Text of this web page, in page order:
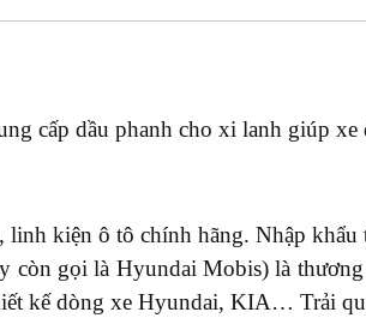
cấp dầu phanh cho xi lanh giúp xe
kiện ô tô chính hãng. Nhập khẩu
gọi là Hyundai Mobis) là
kế dòng xe Hyundai, KIA… Trải